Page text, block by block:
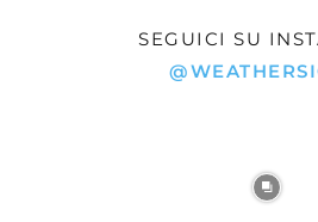
SEGUICI SU